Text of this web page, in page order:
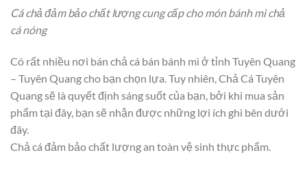
Cá chả đảm bảo chất lượng cung cấp cho món bánh mì chả
cá nóng
Có rất nhiều nơi bán chả cá bán bánh mì ở tỉnh Tuyên Quang
– Tuyên Quang cho bạn chọn lựa. Tuy nhiên, Chả Cá Tuyên
Quang sẽ là quyết định sáng suốt của bạn, bởi khi mua sản
phẩm tại đây, bạn sẽ nhận được những lợi ích ghi bên dưới
đây.
Chả cá đảm bảo chất lượng an toàn vệ sinh thực phẩm.